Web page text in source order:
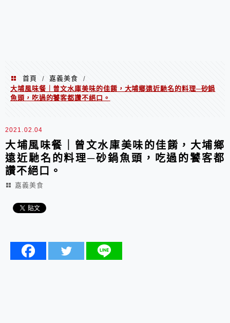
首頁 / 嘉義美食
/
大埔風味餐｜曾文水庫美味的佳餚，大埔鄉遠近馳名的料理─砂鍋
魚頭，吃過的饕客都讚不絕口。
2021.02.04
大埔風味餐｜曾文水庫美味的佳餚，大埔鄉
遠近馳名的料理─砂鍋魚頭，吃過的饕客都
讚不絕口。
嘉義美食